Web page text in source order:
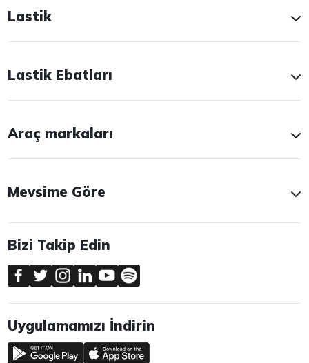
Lastik
Lastik Ebatları
Araç markaları
Mevsime Göre
Bizi Takip Edin
Uygulamamızı İndirin